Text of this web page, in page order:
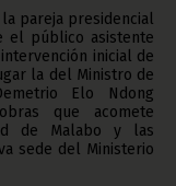
pareja presidencial
el público asistente
inicial de
la del Ministro de
Elo Ndong
que acomete
de Malabo y las
sede del Ministerio